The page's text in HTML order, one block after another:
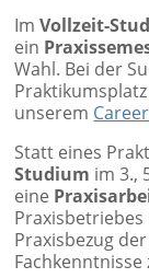
ImVollzeit-
ein
Wahl. Bei der
unserem
Statt eines
Studium im 3.,
eine
Praxisbezug
Fachkenntnisse